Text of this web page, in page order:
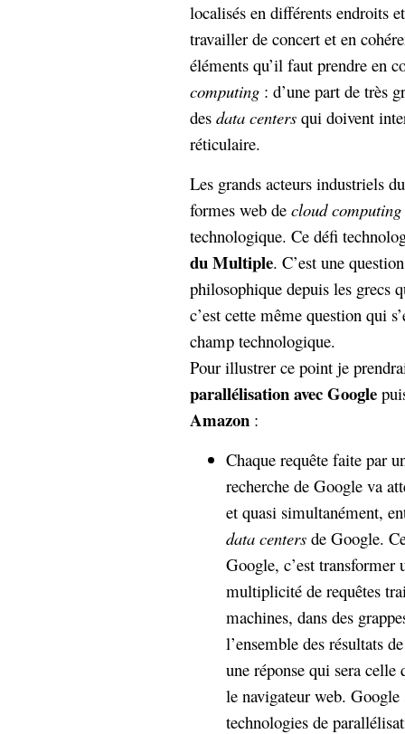
localisés en différents endroits
travailler de concert et en
éléments qu’il faut prendre en
computing : d’une part de très
des data centers qui doivent
réticulaire.
Les grands acteurs industriels
formes web de cloud computing
technologique. Ce défi
du Multiple. C’est une
philosophique depuis les grecs
c’est cette même question qui
champ technologique.
Pour illustrer ce point je
parallélisation avec Google
Amazon :
Chaque requête faite par
recherche de Google va
et quasi simultanément,
data centers de Google.
Google, c’est transformer
multiplicité de requêtes
machines, dans des
l’ensemble des résultats
une réponse qui sera celle
le navigateur web.
technologies de